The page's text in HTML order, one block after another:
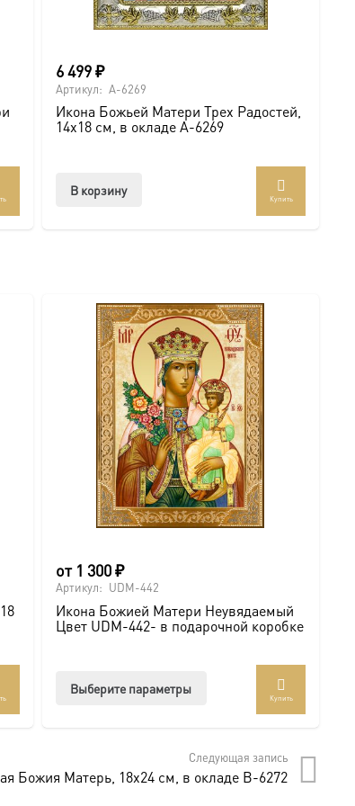
6 499₽
Артикул: A-6269
Икона Божьей Матери Трех Радостей,
14х18 см, в окладе A-6269
В корзину
Купить
от 1 300₽
Артикул: UDM-442
Икона Божией Матери Неувядаемый
Цвет UDM-442- в подарочной коробке
Выберите параметры
вариаций.
Опции
Купить
Следующая запись
Божия Матерь, 18х24 см, в окладе B-6272